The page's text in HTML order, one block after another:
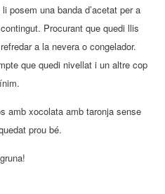
posem una banda d’acetat per a
Procurant que quedi llis
a la nevera o congelador.
que quedi nivellat i un altre cop
amb xocolata amb taronja sense
prou bé.